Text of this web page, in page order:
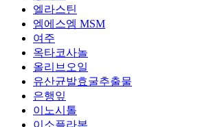
엘라스틴
엠에스엠 MSM
여주
옥타코사놀
올리브오일
유산균발효굴추출물
은행잎
이노시톨
이소플라본